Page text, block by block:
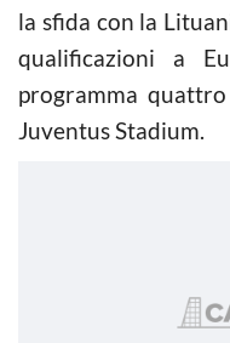
la sfida con la
qualificazioni a
programma
Juventus Stadium.